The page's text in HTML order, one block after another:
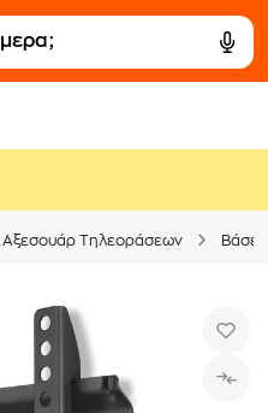
Αξεσουάρ Τηλεοράσεων